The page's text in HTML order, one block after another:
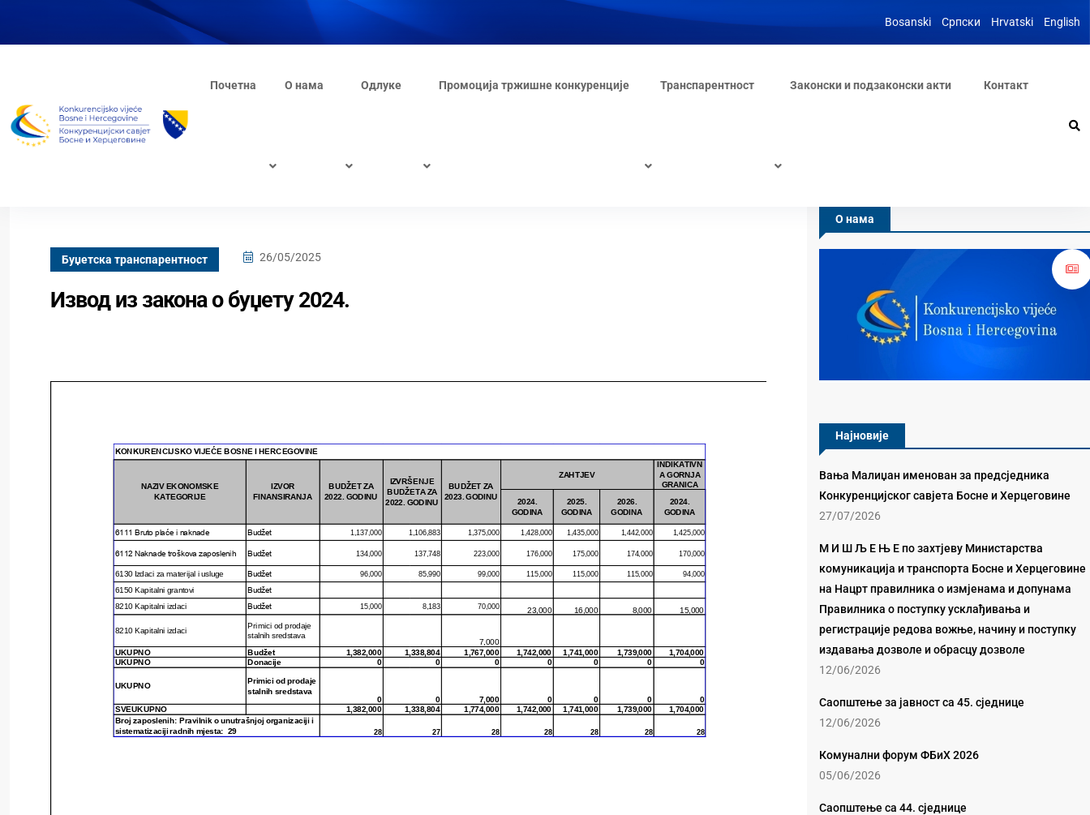
Bosanski Српски Hrvatski English
Почетна О нама Одлуке Промоција тржишне конкуренције Транспарентност Законски и подзаконски акти Контакт
Буџетска транспарентност 26/05/2025
Извод из закона о буџету 2024.
О нама
Најновије
Вања Малиџан именован за предсједника
Конкуренцијског савјета Босне и Херцеговине
27/07/2026
М И Ш Љ Е Њ Е по захтјеву Министарства
комуникација и транспорта Босне и Херцеговине
на Нацрт правилника о измјенама и допунама
Правилника о поступку усклађивања и
регистрације редова вожње, начину и поступку
издавања дозволе и обрасцу дозволе
12/06/2026
Саопштење за јавност са 45. сједнице
12/06/2026
Комунални форум ФБиХ 2026
05/06/2026
Саопштење са 44. сједнице